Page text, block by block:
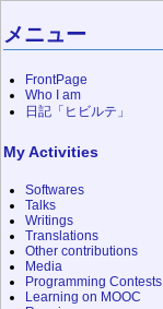
メニュー
FrontPage
Who I am
日記「ヒビルテ」
My Activities
Softwares
Talks
Writings
Translations
Other contributions
Media
Programming Contests
Learning on MOOC